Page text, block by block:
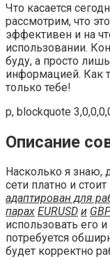
Что касается
рассмотрим, что
эффективен и на
использовании.
буду, а просто
информацией. Как
только тебе!
p, blockquote
Описание
Насколько я знаю,
сети платно и
адаптирован для
парах EURUSD и
использовать его
потребуется
будет корректно